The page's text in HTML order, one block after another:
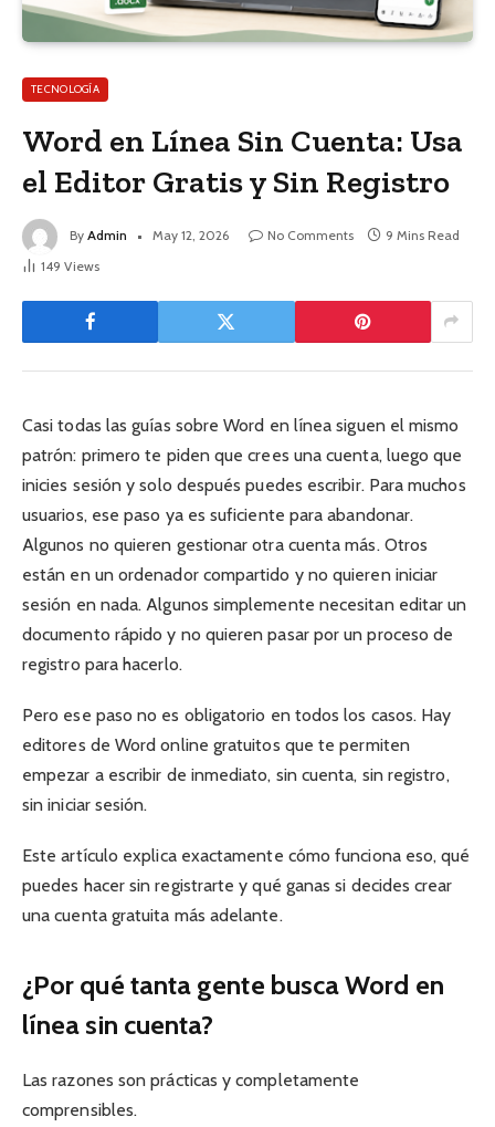
TECNOLOGÍA
Word en Línea Sin Cuenta: Usa
el Editor Gratis y Sin Registro
By Admin May 12, 2026 No Comments
9 Mins Read
149 Views
Casi todas las guías sobre Word en línea siguen el mismo
patrón: primero te piden que crees una cuenta, luego que
inicies sesión y solo después puedes escribir. Para muchos
usuarios, ese paso ya es suficiente para abandonar.
Algunos no quieren gestionar otra cuenta más. Otros
están en un ordenador compartido y no quieren iniciar
sesión en nada. Algunos simplemente necesitan editar un
documento rápido y no quieren pasar por un proceso de
registro para hacerlo.
Pero ese paso no es obligatorio en todos los casos. Hay
editores de Word online gratuitos que te permiten
empezar a escribir de inmediato, sin cuenta, sin registro,
sin iniciar sesión.
Este artículo explica exactamente cómo funciona eso, qué
puedes hacer sin registrarte y qué ganas si decides crear
una cuenta gratuita más adelante.
¿Por qué tanta gente busca Word en
línea sin cuenta?
Las razones son prácticas y completamente
comprensibles.